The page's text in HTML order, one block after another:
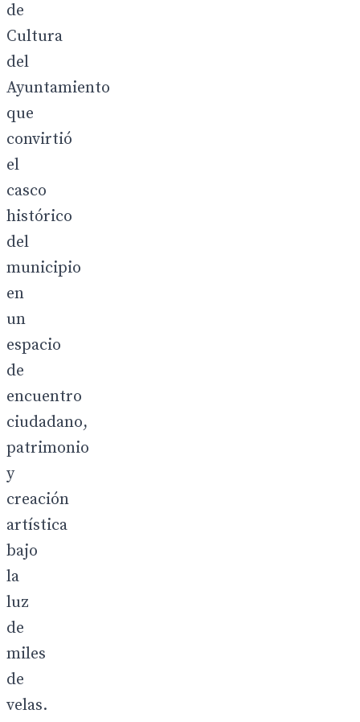
de
Cultura
del
Ayuntamiento
que
convirtió
el
casco
histórico
del
municipio
en
un
espacio
de
encuentro
ciudadano,
patrimonio
y
creación
artística
bajo
la
luz
de
miles
de
velas.